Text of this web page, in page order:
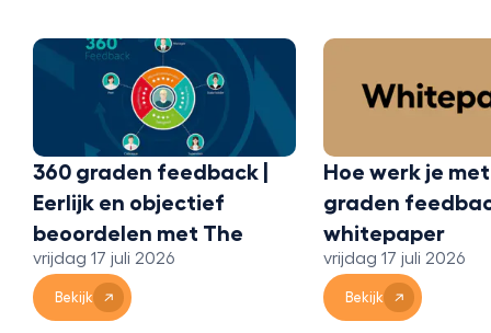
|
The
Hoe werk je met 360
graden feedback? Een
whitepaper
vrijdag 17 juli 2026